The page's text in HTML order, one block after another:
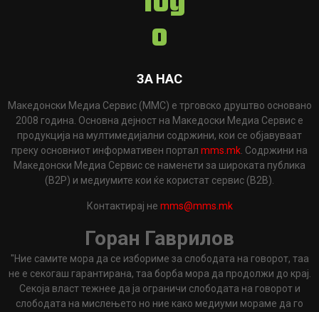
ЗА НАС
Македонски Медиа Сервис (ММС) е трговско друштво основано
2008 година. Основна дејност на Македоски Медиа Сервис е
продукција на мултимедијални содржини, кои се објавуваат
преку основниот информативен портал mms.mk . Содржини на
Македонски Медиа Сервис се наменети за широката публика
(B2P) и медиумите кои ќе користат сервис (B2B).
Контактирај не mms@mms.mk
Горан Гаврилов
"Ние самите мора да се избориме за слободата на говорот, таа
не е секогаш гарантирана, таа борба мора да продолжи до крај.
Секоја власт тежнее да ја ограничи слободата на говорот и
слободата на мислењето но ние како медиуми мораме да го